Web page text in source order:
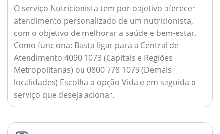
O serviço Nutricionista tem por objetivo oferecer
atendimento personalizado de um nutricionista,
com o objetivo de melhorar a saúde e bem-estar.
Como funciona: Basta ligar para a Central de
Atendimento 4090 1073 (Capitais e Regiões
Metropolitanas) ou 0800 778 1073 (Demais
localidades) Escolha a opção Vida e em seguida o
serviço que deseja acionar.